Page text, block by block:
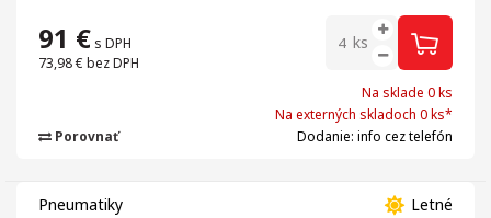
91 € s DPH
73,98 € bez DPH
ks
Na sklade 0 ks
Na externých skladoch 0 ks*
Dodanie: info cez telefón
Porovnať
Letné
Pneumatiky